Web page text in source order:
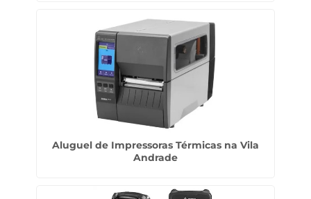
Aluguel de Impressoras Térmicas na Vila
Andrade